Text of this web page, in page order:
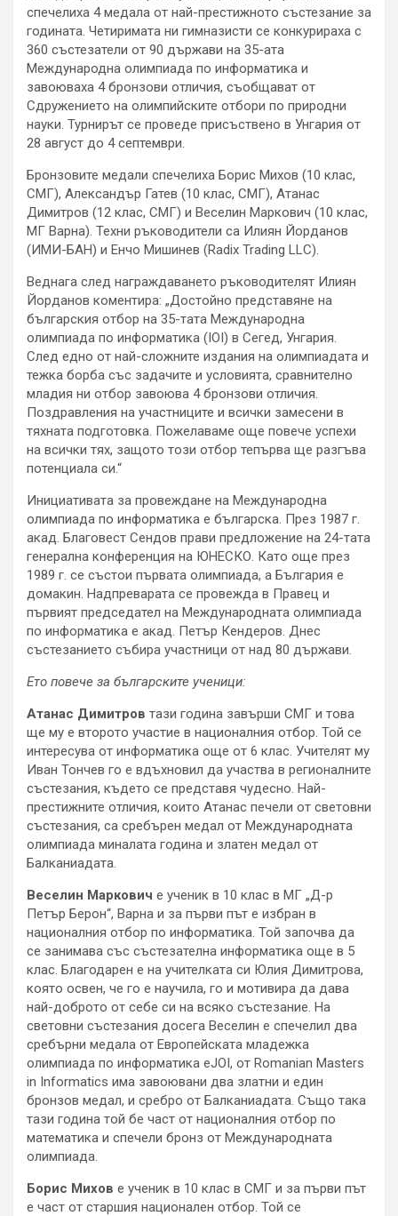
спечелиха 4 медала от най-престижното състезание за
годината. Четиримата ни гимназисти се конкурираха с
360 състезатели от 90 държави на 35-ата
Международна олимпиада по информатика и
завоюваха 4 бронзови отличия, съобщават от
Сдружението на олимпийските отбори по природни
науки. Турнирът се проведе присъствено в Унгария от
28 август до 4 септември.
Бронзовите медали спечелиха Борис Михов (10 клас,
СМГ), Александър Гатев (10 клас, СМГ), Атанас
Димитров (12 клас, СМГ) и Веселин Маркович (10 клас,
МГ Варна). Техни ръководители са Илиян Йорданов
(ИМИ-БАН) и Енчо Мишинев (Radix Trading LLC).
Веднага след награждаването ръководителят Илиян
Йорданов коментира: „Достойно представяне на
българския отбор на 35-тата Международна
олимпиада по информатика (IOI) в Сегед, Унгария.
След едно от най-сложните издания на олимпиадата и
тежка борба със задачите и условията, сравнително
младия ни отбор завоюва 4 бронзови отличия.
Поздравления на участниците и всички замесени в
тяхната подготовка. Пожелаваме още повече успехи
на всички тях, защото този отбор тепърва ще разгъва
потенциала си.“
Инициативата за провеждане на Международна
олимпиада по информатика е българска. През 1987 г.
акад. Благовест Сендов прави предложение на 24-тата
генерална конференция на ЮНЕСКО. Като още през
1989 г. се състои първата олимпиада, а България е
домакин. Надпреварата се провежда в Правец и
първият председател на Международната олимпиада
по информатика е акад. Петър Кендеров. Днес
състезанието събира участници от над 80 държави.
Ето повече за българските ученици:
Атанас Димитров тази година завърши СМГ и това
ще му е второто участие в националния отбор. Той се
интересува от информатика още от 6 клас. Учителят му
Иван Тончев го е вдъхновил да участва в регионалните
състезания, където се представя чудесно. Най-
престижните отличия, които Атанас печели от световни
състезания, са сребърен медал от Международната
олимпиада миналата година и златен медал от
Балканиадата.
Веселин Маркович е ученик в 10 клас в МГ „Д-р
Петър Берон“, Варна и за първи път е избран в
националния отбор по информатика. Той започва да
се занимава със състезателна информатика още в 5
клас. Благодарен е на учителката си Юлия Димитрова,
която освен, че го е научила, го и мотивира да дава
най-доброто от себе си на всяко състезание. На
световни състезания досега Веселин е спечелил два
сребърни медала от Европейската младежка
олимпиада по информатика eJOI, от Romanian Masters
in Informatics има завоювани два златни и един
бронзов медал, и сребро от Балканиадата. Също така
тази година той бе част от националния отбор по
математика и спечели бронз от Международната
олимпиада.
Борис Михов е ученик в 10 клас в СМГ и за първи път
е част от старшия национален отбор. Той се